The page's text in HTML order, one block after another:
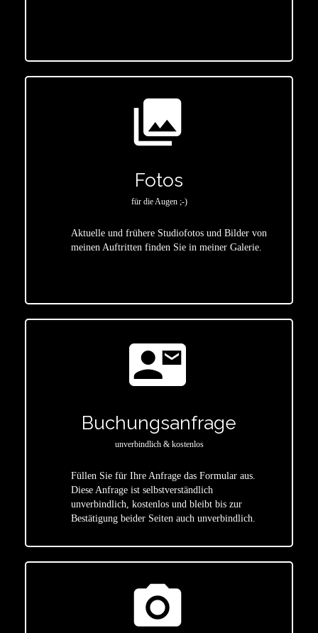
photo_library
Fotos
für die Augen ;-)
Aktuelle und frühere Studiofotos und Bilder von
meinen Auftritten finden Sie in meiner Galerie.
contact_mail
Buchungsanfrage
unverbindlich & kostenlos
Füllen Sie für Ihre Anfrage das Formular aus.
Diese Anfrage ist selbstverständlich
unverbindlich, kostenlos und bleibt bis zur
Bestätigung beider Seiten auch unverbindlich.
photo_camera